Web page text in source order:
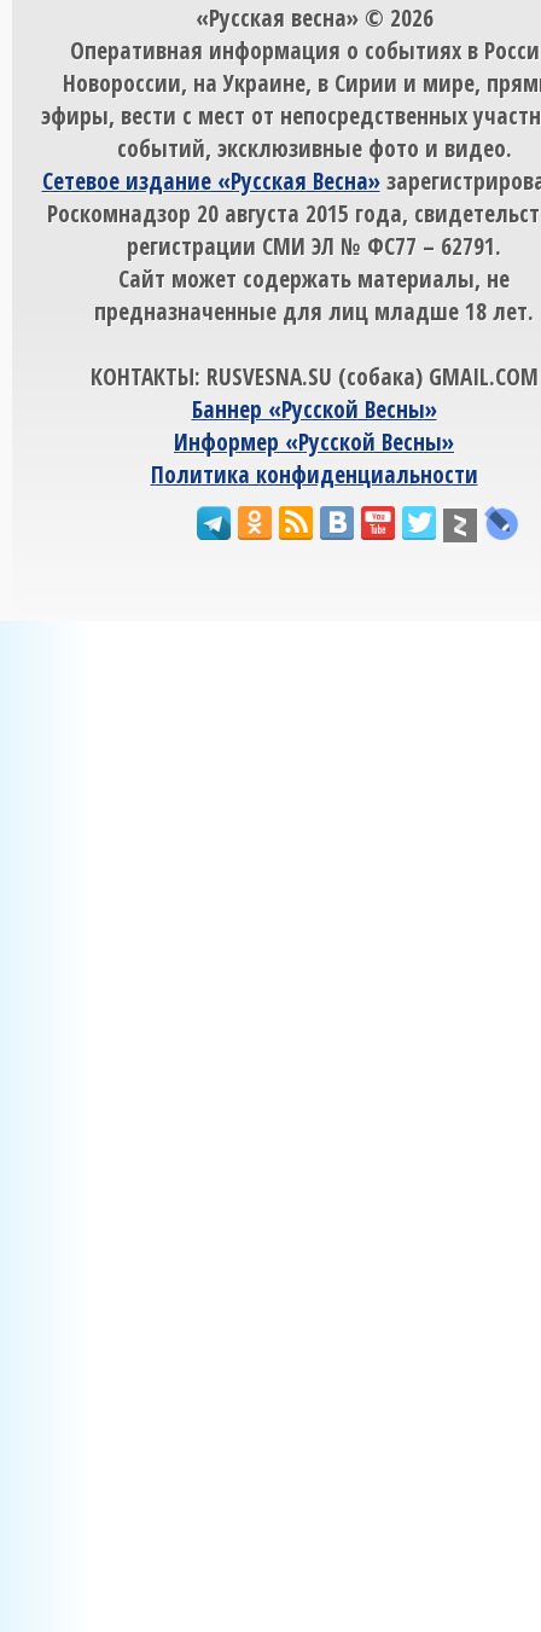
«Русская весна» © 2026
Оперативная информация о событиях в
Новороссии, на Украине, в Сирии и мире,
эфиры, вести с мест от непосредственных
событий, эксклюзивные фото и видео.
Сетевое издание «Русская Весна»
Роскомнадзор 20 августа 2015 года,
регистрации СМИ ЭЛ № ФС77 – 62791.
Сайт может содержать материалы, не
предназначенные для лиц младше 18 лет.
КОНТАКТЫ: RUSVESNA.SU (собака) GMAIL.COM
Баннер «Русской Весны»
Информер «Русской Весны»
Политика конфиденциальности